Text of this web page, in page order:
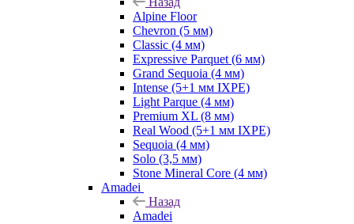
Alpine Floor
Chevron (5 мм)
Classic (4 мм)
Expressive Parquet (6 мм)
Grand Sequoia (4 мм)
Intense (5+1 мм IXPE)
Light Parque (4 мм)
Premium XL (8 мм)
Real Wood (5+1 мм IXPE)
Sequoia (4 мм)
Solo (3,5 мм)
Stone Mineral Core (4 мм)
Amadei
Назад
Amadei